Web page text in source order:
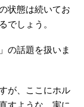
状態は続いてお
でしょう。
」の話題を扱いま
が、ここにホル
すような、実に